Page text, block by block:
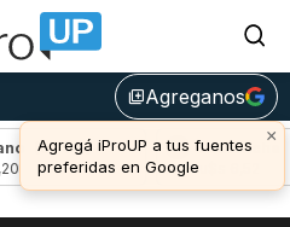
library_addAgreganos
×
Agregá iProUP a tus fuentes
preferidas en Google
(0,18%)
Avalanche
u$s 6,52